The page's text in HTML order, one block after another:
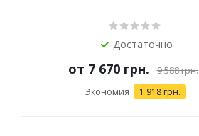
Достаточно
от 7 670 грн. 9 588 грн.
Экономия 1 918 грн.